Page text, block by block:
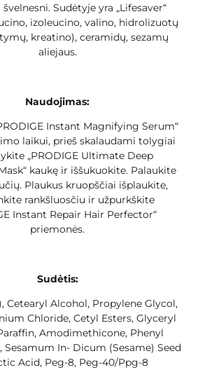
Sudėtyje yra „Lifesaver“
izoleucino, valino, hidrolizuotų
kreatino), ceramidų, sezamų
aliejaus.
Naudojimas:
Instant Magnifying Serum“
laikui, prieš skalaudami tolygiai
„PRODIGE Ultimate Deep
kaukę ir iššukuokite. Palaukite
Plaukus kruopščiai išplaukite,
rankšluosčiu ir užpurkškite
Instant Repair Hair Perfector“
priemonės.
Sudėtis:
Cetearyl Alcohol, Propylene Glycol,
Chloride, Cetyl Esters, Glyceryl
Amodimethicone, Phenyl
In- Dicum (Sesame) Seed
Acid, Peg-8, Peg-40/Ppg-8